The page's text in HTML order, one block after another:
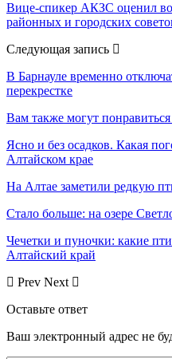
Вице-спикер АКЗС оценил
районных и городских
Следующая запись
В Барнауле временно
перекрестке
Вам также могут понравиться
Ясно и без осадков. Какая
Алтайском крае
На Алтае заметили редкую
Стало больше: на озере
Чечетки и пуночки: какие
Алтайский край
Prev Next
Оставьте ответ
Ваш электронный адрес не